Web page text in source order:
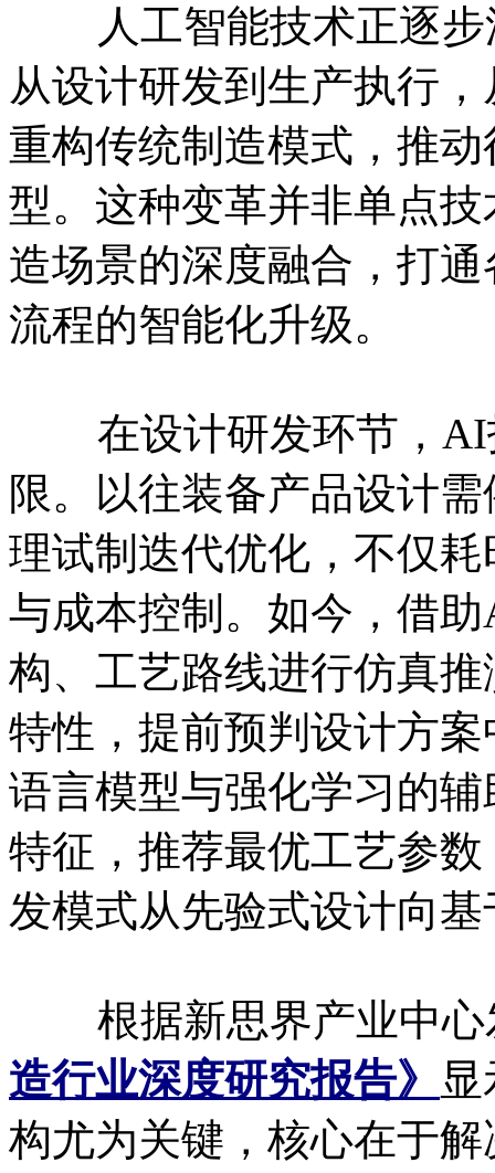
人工智能技术正逐步
从设计研发到生产执行
重构传统制造模式，推
型。这种变革并非单点
造场景的深度融合，打
流程的智能化升级。
在设计研发环节，AI
限。以往装备产品设计
理试制迭代优化，不仅
与成本控制。如今，借
构、工艺路线进行仿真
特性，提前预判设计方
语言模型与强化学习的
特征，推荐最优工艺参
发模式从先验式设计向
根据新思界产业中心
造行业深度研究报告》
构尤为关键，核心在于